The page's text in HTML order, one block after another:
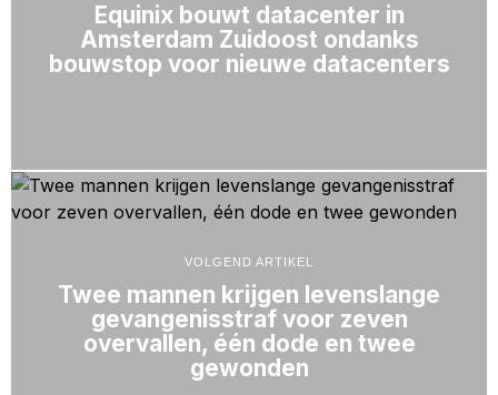
Equinix bouwt datacenter in
Amsterdam Zuidoost ondanks
bouwstop voor nieuwe datacenters
VOLGEND ARTIKEL
Twee mannen krijgen levenslange
gevangenisstraf voor zeven
overvallen, één dode en twee
gewonden